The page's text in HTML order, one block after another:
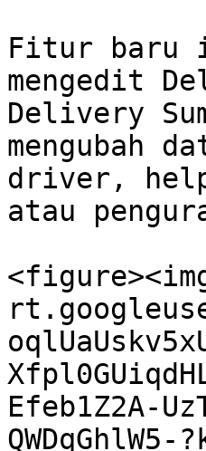
Fitur baru
mengedit
Delivery
mengubah
driver,
atau
Efeb1Z2A-